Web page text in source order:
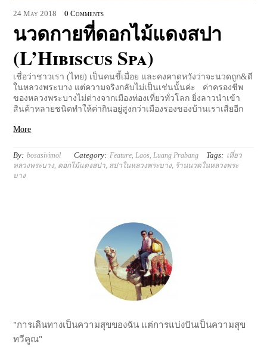
24 May 2018 0 Comments
นวดกายที่ดอกไม้แดงสปา
(L’Hibiscus Spa)
เชื่อว่าชาวเรา (ไทย) เป็นคนขี้เมื่อย และคงคาดหวังว่าจะนวดถูก&ดี
ในหลวงพระบาง แต่ความจริงกลับไม่เป็นเช่นนั้นค่ะ ค่าครองชีพ
ของหลวงพระบางไม่ต่างจากเมืองท่องเที่ยวทั่วโลก ยิ่งลาวนำเข้า
สินค้าหลายชนิดทำให้ค่ากินอยู่สูงกว่าเมืองรองของบ้านเราเสียอีก
More
By: bosasivimol Category: Feature,Laos,Luang Prabang Tags: เที่ยว
หลวงพระบาง, ดอกไม้แดงสปา, สปาในหลวงพระบาง, ร้านนวดในหลวงพระ
บาง
"การเดินทางเป็นความสุขของฉัน แต่การแบ่งปันเป็นความสุข
ทวีคูณ"